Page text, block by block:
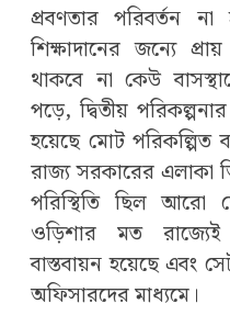
প্রবণতার পরিবর্তন
শিক্ষাদানের জন্যে
থাকবে না কেউ
পড়ে, দ্বিতীয়
হয়েছে মোট পরিকল্পিত
রাজ্য সরকারের এলাকা
পরিস্থিতি ছিল আরো
ওড়িশার মত রাজ্যেই
বাস্তবায়ন হয়েছে এবং
অফিসারদের মাধ্যমে।